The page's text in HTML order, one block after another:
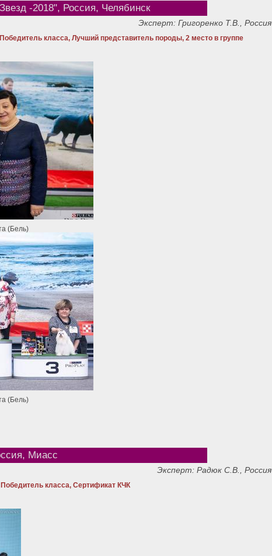
-2018", Россия, Челябинск
Эксперт: Григоренко Т.В., Россия
класса, Лучший представитель породы, 2 место в группе
(Бель)
(Бель)
Миасс
Эксперт: Радюк С.В., Россия
класса, Сертификат КЧК